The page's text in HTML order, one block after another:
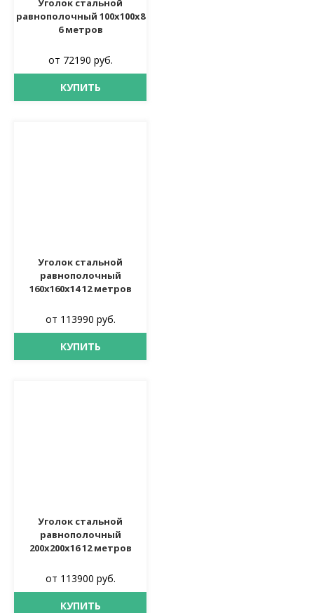
Уголок стальной
равнополочный 100х100х8
6 метров
от 72190 руб.
КУПИТЬ
Уголок стальной
равнополочный
160х160х14 12 метров
от 113990 руб.
КУПИТЬ
Уголок стальной
равнополочный
200х200х16 12 метров
от 113900 руб.
КУПИТЬ